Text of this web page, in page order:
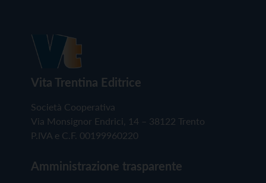
Vita Trentina Editrice
Società Cooperativa
Via Monsignor Endrici, 14 – 38122 Trento
P.IVA e C.F. 00199960220
Amministrazione trasparente